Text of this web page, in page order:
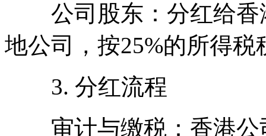
公司股东：分红给香
地公司，按25%的所得
3. 分红流程
审计与缴税：香港公